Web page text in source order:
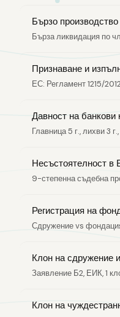
Бързо
Бърза ликвидация по
Признаване и
ЕС: Регламент 1215/
Давност на
Главница 5 г., лихви 3
Несъстоятелност в
9-степенна съдебна
Регистрация на
Сдружение vs
Клон на сдружение
Заявление Б2, ЕИК, 1
Клон на